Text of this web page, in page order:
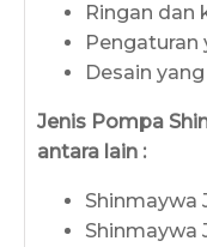
Ringan dan
Pengaturan
Desain
Jenis Pompa
antara lain :
Shinmaywa
Shinmaywa